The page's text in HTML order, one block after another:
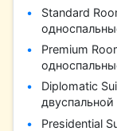
Standard
Premium
Diplomatic
Presidential